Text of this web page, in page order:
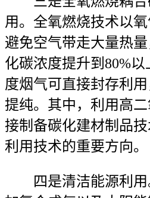
用。全氧燃烧技术以氧
避免空气带走大量热
化碳浓度提升到80%
度烟气可直接封存利
提纯。其中，利用高
接制备碳化建材制品
利用技术的重要方向。
四是清洁能源利用